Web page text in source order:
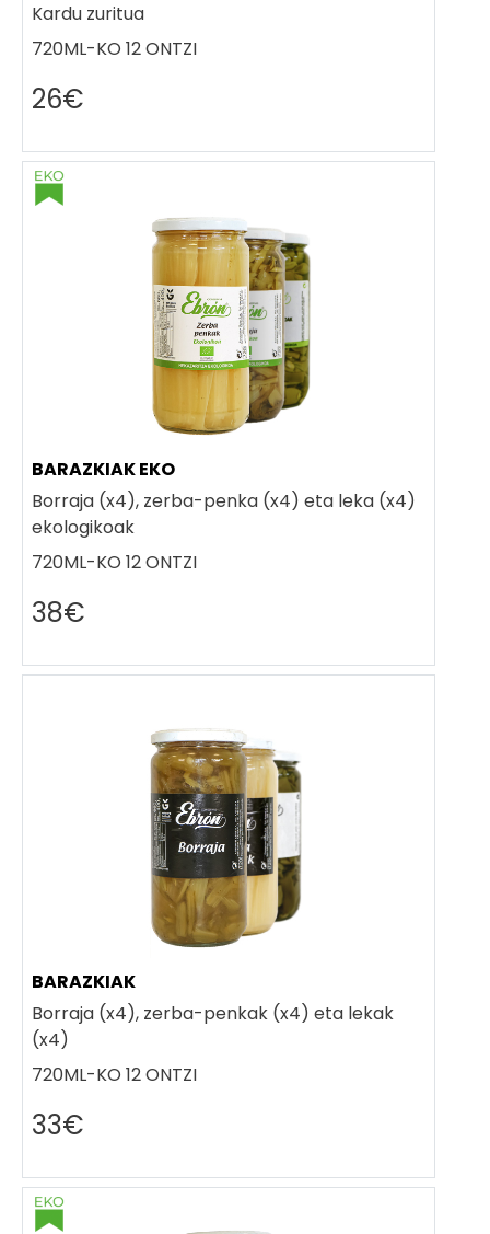
Kardu zuritua
720ML-KO 12 ONTZI
26€
BARAZKIAK EKO
Borraja (x4), zerba-penka (x4) eta leka (x4)
ekologikoak
720ML-KO 12 ONTZI
38€
BARAZKIAK
Borraja (x4), zerba-penkak (x4) eta lekak
(x4)
720ML-KO 12 ONTZI
33€